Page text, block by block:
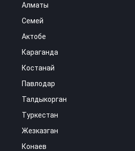
Алматы
Семей
Актобе
Караганда
Костанай
Павлодар
Талдыкорган
Туркестан
Жезказган
Конаев